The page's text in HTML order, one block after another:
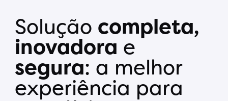
Solução completa,
inovadora e
segura: a melhor
experiência para